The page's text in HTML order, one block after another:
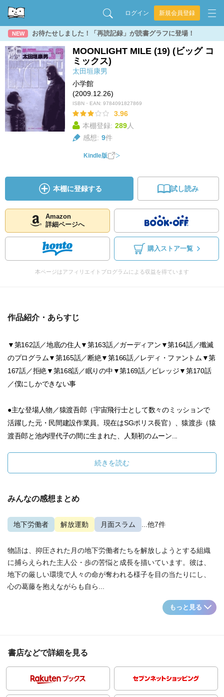
ログイン 新規会員登録
NEW お待たせしました！「再読記録」が読書グラフに登場！
MOONLIGHT MILE (19) (ビッグ コ
ミックス)
太田垣康男
小学館
(2009.12.26)
ISBN・EAN: 9784091827869
3.96
本棚登録: 289人
感想: 9件
Kindle版
本棚に登録する 試し読み
Amazon
詳細ページへ
購入ストア一覧
本ページはアフィリエイトプログラムによる収益を得ています
作品紹介・あらすじ
▼第162話／地底の住人▼第163話／ガーディアン▼第164話／殲滅
のプログラム▼第165話／断絶▼第166話／レディ・ファントム▼第
167話／拒絶▼第168話／眠りの中▼第169話／ビレッジ▼第170話
／僕にしかできない事
●主な登場人物／猿渡吾郎（宇宙飛行士として数々のミッションで
活躍した元・民間建設作業員。現在はSGポリス長官）、猿渡歩（猿
渡吾郎と池内理代子の間に生まれた、人類初のムーン...
続きを読む
みんなの感想まとめ
地下労働者 解放運動 月面スラム ...他7件
物語は、抑圧された月の地下労働者たちを解放しようとする組織
に捕らえられた主人公・歩の苦悩と成長を描いています。彼は、
地下の厳しい環境で人々の命が奪われる様子を目の当たりにし、
心の葛藤を抱えながらも自ら...
もっと見る
書店などで詳細を見る